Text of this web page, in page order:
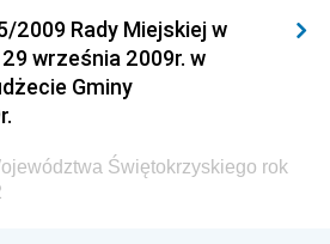
Ministerstwa Kultury, Dziedzictwa
Ministra Finansów, Funduszy i
Ministra Rozwoju, Pracy i
2009 Rady Miejskiej w
września 2009r. w
Gminy
Świętokrzyskiego rok